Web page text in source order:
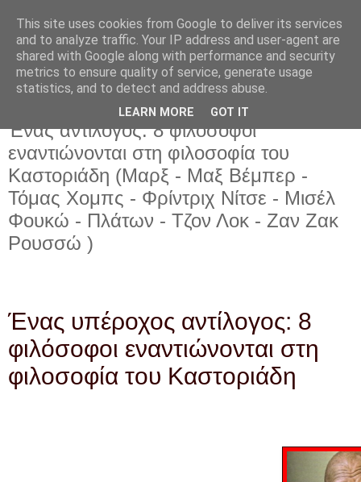
Πέμπτη 17 Οκτωβρίου 2024
Ένας αντίλογος: 8 φιλόσοφοι
εναντιώνονται στη φιλοσοφία του
Καστοριάδη (Μαρξ - Μαξ Βέμπερ -
Τόμας Χομπς - Φρίντριχ Νίτσε - Μισέλ
Φουκώ - Πλάτων - Τζον Λοκ - Ζαν Ζακ
Ρουσσώ )
Ένας υπέροχος αντίλογος: 8
φιλόσοφοι εναντιώνονται στη
φιλοσοφία του Καστοριάδη
This site uses cookies from Google to deliver its services
and to analyze traffic. Your IP address and user-agent are
shared with Google along with performance and security
metrics to ensure quality of service, generate usage
statistics, and to detect and address abuse.
LEARN MORE GOT IT